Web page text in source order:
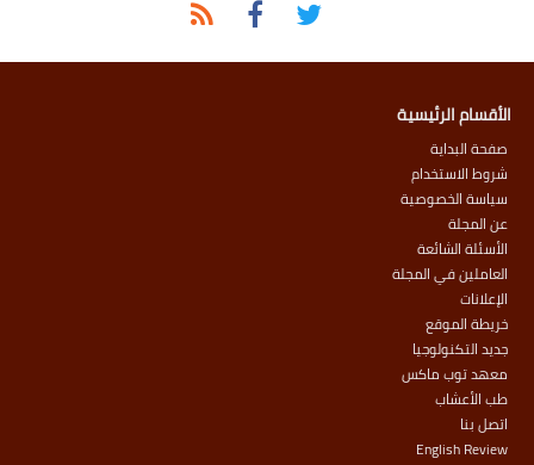
الأقسام الرئيسية
صفحة البداية
شروط الاستخدام
سياسة الخصوصية
عن المجلة
الأسئلة الشائعة
العاملين في المجلة
الإعلانات
خريطة الموقع
جديد التكنولوجيا
معهد توب ماكس
طب الأعشاب
اتصل بنا
English Review